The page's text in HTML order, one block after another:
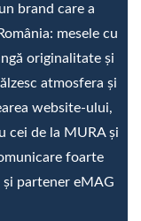
brand care a
mesele cu
originalitate și
atmosfera și
website-ului,
cei de la MURA și
foarte
și partener eMAG